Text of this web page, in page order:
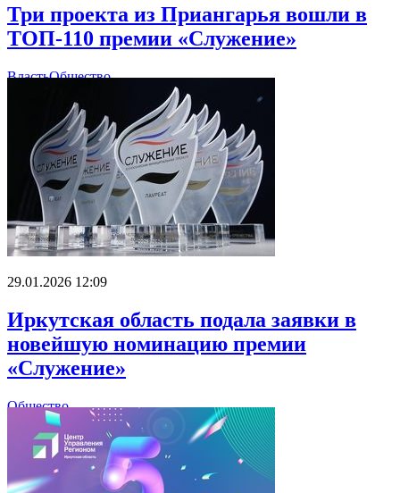
Три проекта из Приангарья вошли в
ТОП-110 премии «Служение»
ВластьОбщество
29.01.2026 12:09
Иркутская область подала заявки в
новейшую номинацию премии
«Служение»
Общество